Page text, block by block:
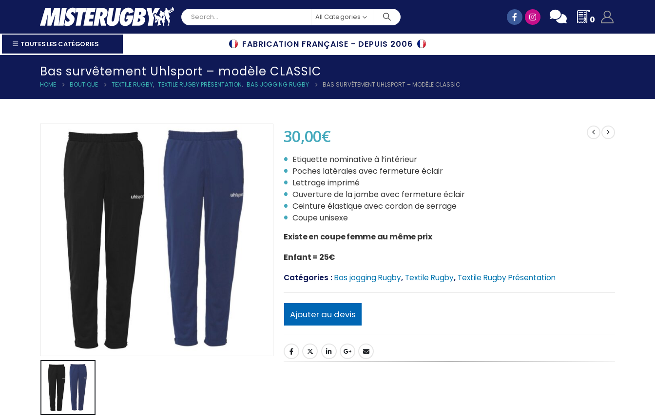
All Categories 0
TOUTES LES CATÉGORIES FABRICATION FRANÇAISE - DEPUIS 2006
Bas survêtement Uhlsport – modèle CLASSIC
HOME BOUTIQUE TEXTILE RUGBY, TEXTILE RUGBY PRÉSENTATION, BAS JOGGING RUGBY BAS SURVÊTEMENT UHLSPORT – MODÈLE CLASSIC
30,00€
Etiquette nominative à l’intérieur
Poches latérales avec fermeture éclair
Lettrage imprimé
Ouverture de la jambe avec fermeture éclair
Ceinture élastique avec cordon de serrage
Coupe unisexe
Existe en coupe femme au même prix
Enfant = 25€
Catégories :Bas jogging Rugby, Textile Rugby, Textile Rugby Présentation
Ajouter au devis